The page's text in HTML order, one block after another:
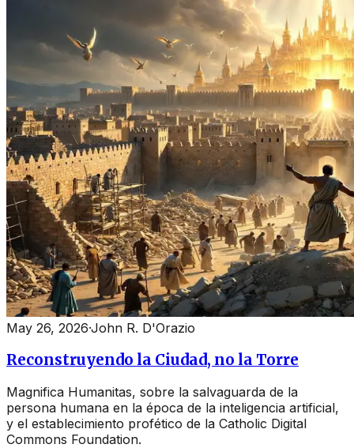
May 26, 2026·John R. D'Orazio
Reconstruyendo la Ciudad, no la Torre
Magnifica Humanitas, sobre la salvaguarda de la
persona humana en la época de la inteligencia artificial,
y el establecimiento profético de la Catholic Digital
Commons Foundation.